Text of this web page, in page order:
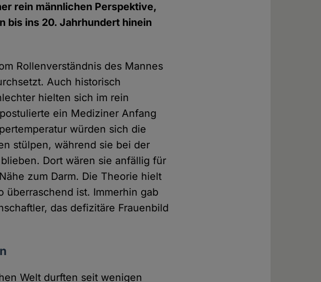
rein männlichen Perspektive,
bis ins 20. Jahrhundert hinein
Rollenverständnis des Mannes
Auch historisch
hielten sich im rein
ein Mediziner Anfang
würden sich die
stülpen, während sie bei der
Dort wären sie anfällig für
zum Darm. Die Theorie hielt
überraschend ist. Immerhin gab
das defizitäre Frauenbild
Welt durften seit wenigen